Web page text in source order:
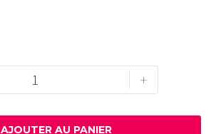
+
AJOUTER AU PANIER